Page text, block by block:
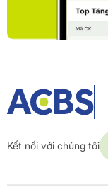
Kết nối với chúng tôi